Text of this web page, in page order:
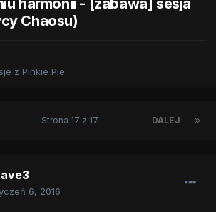
harmonii - [zabawa] sesja
Chaosu)
z Pinkie Pie
DALEJ
Strona 17 z 17
6, 2016